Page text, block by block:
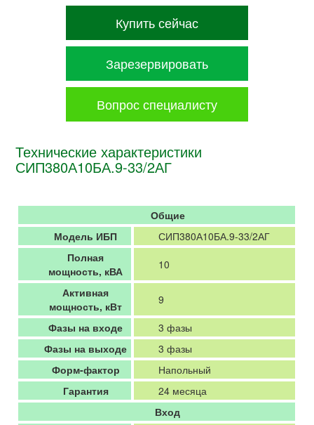
Купить сейчас
Зарезервировать
Вопрос специалисту
Технические характеристики
СИП380А10БА.9-33/2АГ
Общие
Модель ИБП
СИП380А10БА.9-33/2АГ
Полная
мощность, кВА
10
Активная
мощность, кВт
9
Фазы на входе
3 фазы
Фазы на выходе
3 фазы
Форм-фактор
Напольный
Гарантия
24 месяца
Вход